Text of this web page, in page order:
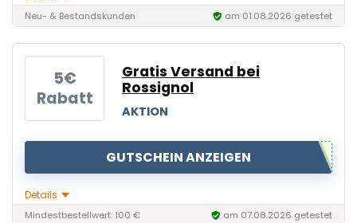
Neu- & Bestandskunden am 01.08.2026 getestet
5€
Rabatt
Gratis Versand bei
Rossignol
AKTION
GUTSCHEIN ANZEIGEN
Details
Mindestbestellwert: 100 € am 07.08.2026 getestet